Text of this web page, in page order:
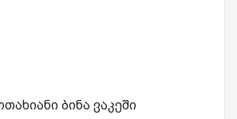
ბინა ვაკეში